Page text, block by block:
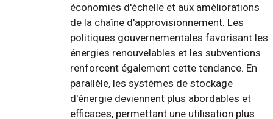
économies d'échelle et aux améliorations
de la chaîne d'approvisionnement. Les
politiques gouvernementales favorisant les
énergies renouvelables et les subventions
renforcent également cette tendance. En
parallèle, les systèmes de stockage
d'énergie deviennent plus abordables et
efficaces, permettant une utilisation plus